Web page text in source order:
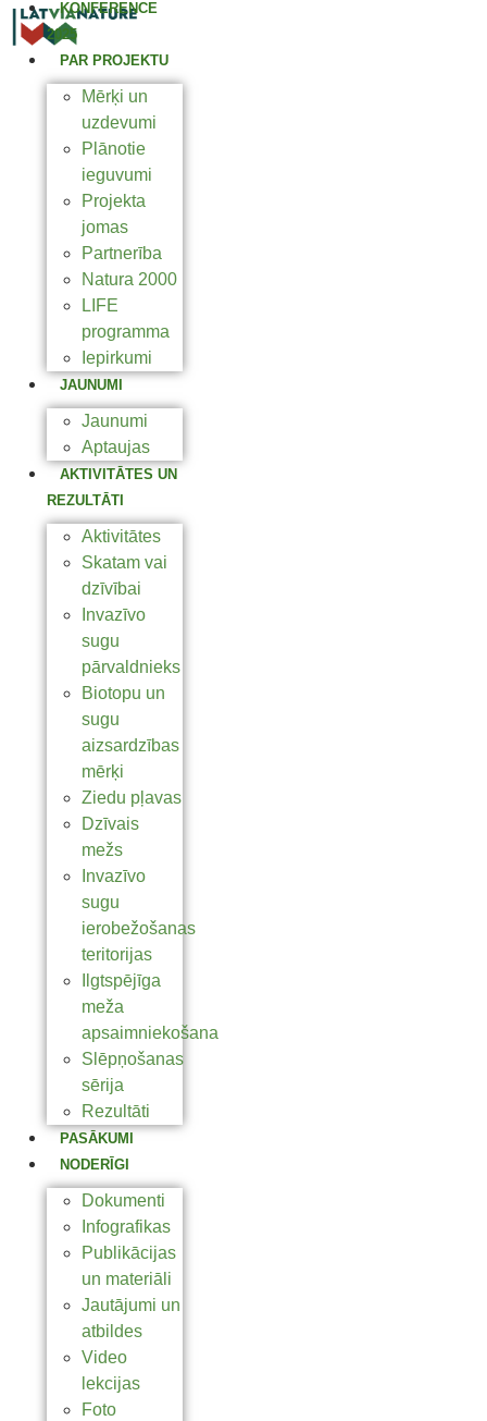
KONFERENCE
2025
PAR PROJEKTU
Mērķi un
uzdevumi
Plānotie
ieguvumi
Projekta
jomas
Partnerība
Natura 2000
LIFE
programma
Iepirkumi
JAUNUMI
Jaunumi
Aptaujas
AKTIVITĀTES UN
REZULTĀTI
Aktivitātes
Skatam vai
dzīvībai
Invazīvo
sugu
pārvaldnieks
Biotopu un
sugu
aizsardzības
mērķi
Ziedu pļavas
Dzīvais
mežs
Invazīvo
sugu
ierobežošanas
teritorijas
Ilgtspējīga
meža
apsaimniekošana
Slēpņošanas
sērija
Rezultāti
PASĀKUMI
NODERĪGI
Dokumenti
Infografikas
Publikācijas
un materiāli
Jautājumi un
atbildes
Video
lekcijas
Foto